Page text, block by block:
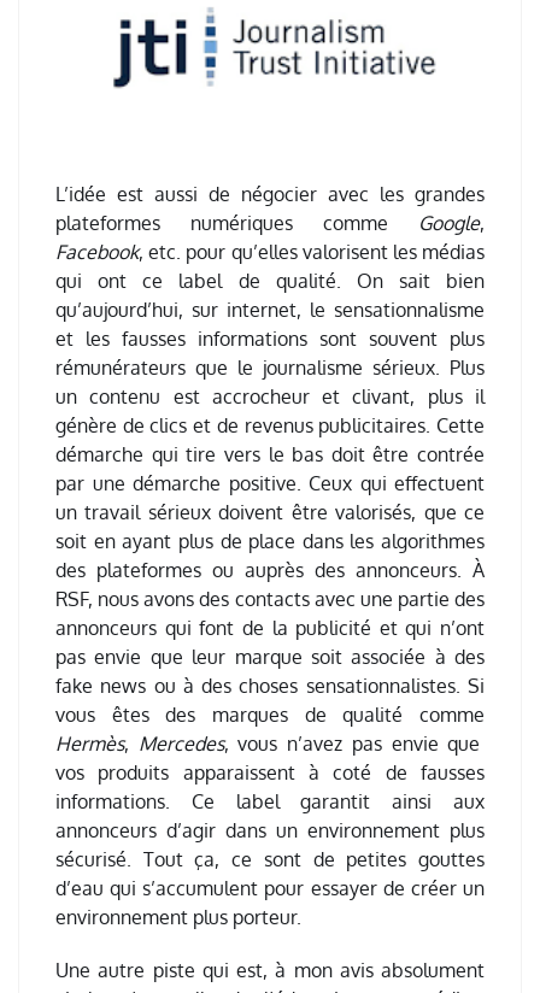
L’idée est aussi de négocier avec les grandes
plateformes numériques comme Google,
Facebook, etc. pour qu’elles valorisent les médias
qui ont ce label de qualité. On sait bien
qu’aujourd’hui, sur internet, le sensationnalisme
et les fausses informations sont souvent plus
rémunérateurs que le journalisme sérieux. Plus
un contenu est accrocheur et clivant, plus il
génère de clics et de revenus publicitaires. Cette
démarche qui tire vers le bas doit être contrée
par une démarche positive. Ceux qui effectuent
un travail sérieux doivent être valorisés, que ce
soit en ayant plus de place dans les algorithmes
des plateformes ou auprès des annonceurs. À
RSF, nous avons des contacts avec une partie des
annonceurs qui font de la publicité et qui n’ont
pas envie que leur marque soit associée à des
fake news ou à des choses sensationnalistes. Si
vous êtes des marques de qualité comme
Hermès, Mercedes, vous n’avez pas envie que
vos produits apparaissent à coté de fausses
informations. Ce label garantit ainsi aux
annonceurs d’agir dans un environnement plus
sécurisé. Tout ça, ce sont de petites gouttes
d’eau qui s’accumulent pour essayer de créer un
environnement plus porteur.
Une autre piste qui est, à mon avis absolument